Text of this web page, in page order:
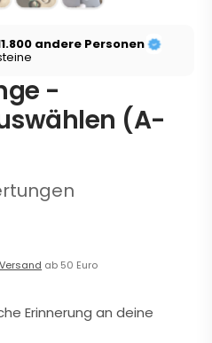
andere Personen
-
(A-
Versand ab 50 Euro
Erinnerung an deine